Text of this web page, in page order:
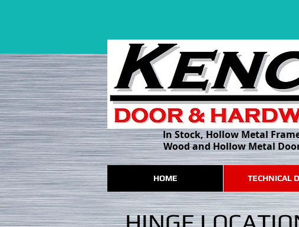
In Stock, Hollow Metal
Wood and Hollow Metal
HOME TECHNICAL